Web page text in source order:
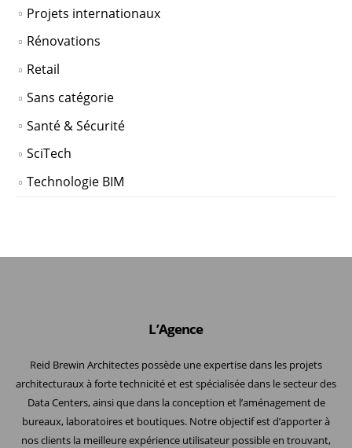
Projets internationaux
Rénovations
Retail
Sans catégorie
Santé & Sécurité
SciTech
Technologie BIM
L’Agence
Reid Brewin Architectes possède une expertise dans les projets
architecturaux à forte technicité et est spécialisée dans le secteur des
Data Centers, ainsi que dans la conception et l’aménagement de
bureaux, laboratoires et boutiques. Notre objectif est d’apporter à
nos clients la meilleure expérience utilisateur possible en trouvant,